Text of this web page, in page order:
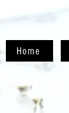
Home